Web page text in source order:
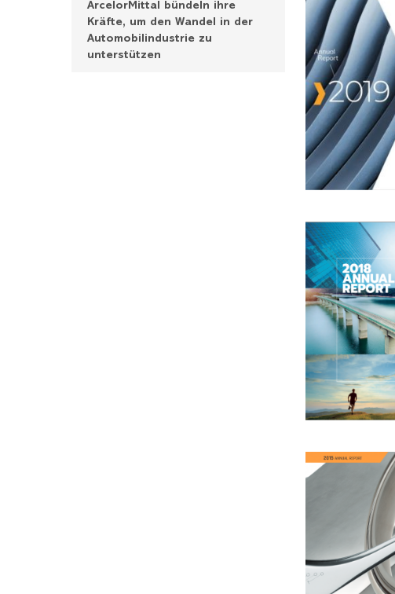
ArcelorMittal bündeln ihre
Kräfte, um den Wandel in der
Automobilindustrie zu
unterstützen